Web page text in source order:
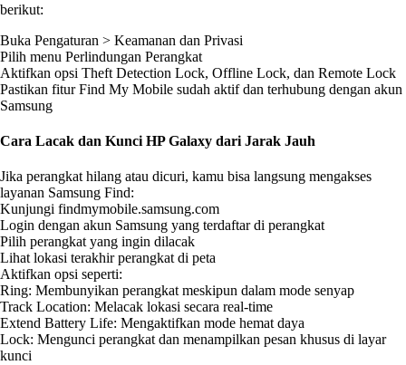
berikut:
Buka Pengaturan > Keamanan dan Privasi
Pilih menu Perlindungan Perangkat
Aktifkan opsi Theft Detection Lock, Offline Lock, dan Remote Lock
Pastikan fitur Find My Mobile sudah aktif dan terhubung dengan akun
Samsung
Cara Lacak dan Kunci HP Galaxy dari Jarak Jauh
Jika perangkat hilang atau dicuri, kamu bisa langsung mengakses
layanan Samsung Find:
Kunjungi findmymobile.samsung.com
Login dengan akun Samsung yang terdaftar di perangkat
Pilih perangkat yang ingin dilacak
Lihat lokasi terakhir perangkat di peta
Aktifkan opsi seperti:
Ring: Membunyikan perangkat meskipun dalam mode senyap
Track Location: Melacak lokasi secara real-time
Extend Battery Life: Mengaktifkan mode hemat daya
Lock: Mengunci perangkat dan menampilkan pesan khusus di layar
kunci